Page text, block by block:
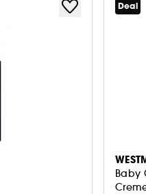
Deal
Baby